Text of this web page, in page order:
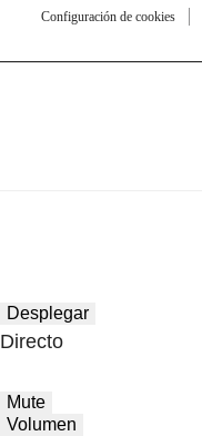
Configuración de cookies
Desplegar
Directo
Mute
Volumen